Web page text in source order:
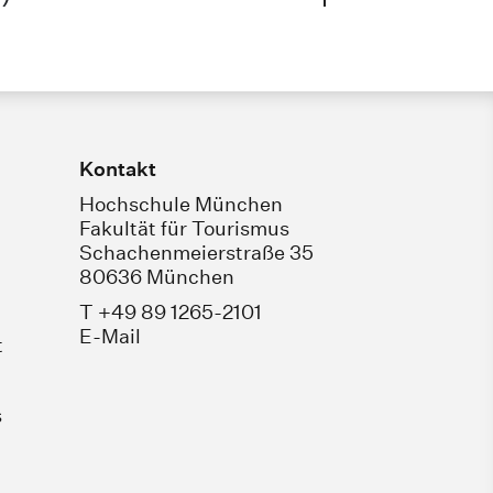
Kontakt
Hochschule München
Fakultät für Tourismus
Schachenmeierstraße 35
80636 München
T +49 89 1265-2101
E-Mail